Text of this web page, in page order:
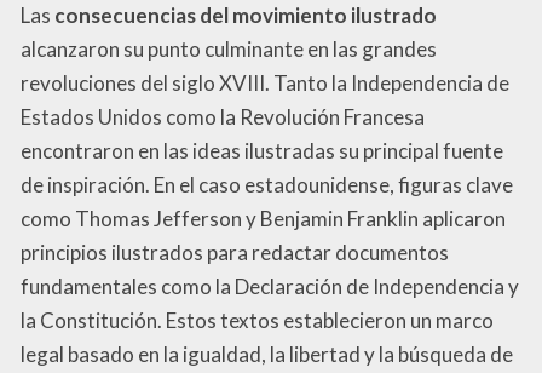
Las consecuencias del movimiento ilustrado
alcanzaron su punto culminante en las grandes
revoluciones del siglo XVIII. Tanto la Independencia de
Estados Unidos como la Revolución Francesa
encontraron en las ideas ilustradas su principal fuente
de inspiración. En el caso estadounidense, figuras clave
como Thomas Jefferson y Benjamin Franklin aplicaron
principios ilustrados para redactar documentos
fundamentales como la Declaración de Independencia y
la Constitución. Estos textos establecieron un marco
legal basado en la igualdad, la libertad y la búsqueda de